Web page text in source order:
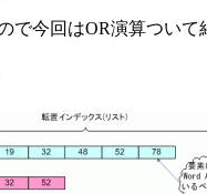
で今回はOR演算つい